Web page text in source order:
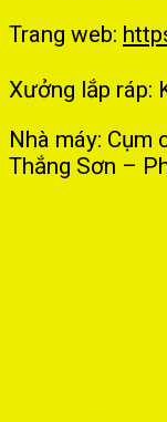
Trang web:
Xưởng lắp ráp:
Nhà máy: Cụm
Thắng Sơn –